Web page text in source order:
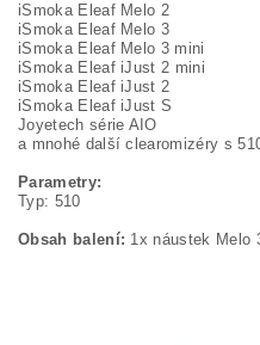
iSmoka Eleaf Melo 2
iSmoka Eleaf Melo 3
iSmoka Eleaf Melo 3 mini
iSmoka Eleaf iJust 2 mini
iSmoka Eleaf iJust 2
iSmoka Eleaf iJust S
Joyetech série AIO
a mnohé další clearomizéry s
Parametry:
Typ: 510
Obsah balení: 1x náustek Melo